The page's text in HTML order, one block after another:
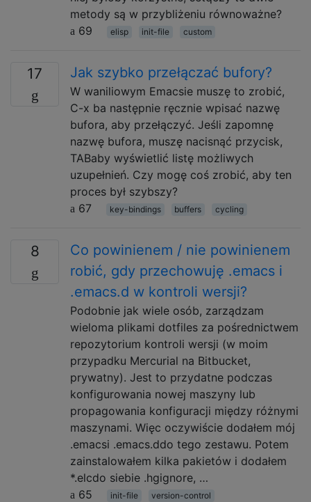
metody są w przybliżeniu równoważne?
69
elisp init-file custom
17 Jak szybko przełączać bufory?
W waniliowym Emacsie muszę to zrobić,
C-x ba następnie ręcznie wpisać nazwę
bufora, aby przełączyć. Jeśli zapomnę
nazwę bufora, muszę nacisnąć przycisk,
TABaby wyświetlić listę możliwych
uzupełnień. Czy mogę coś zrobić, aby ten
proces był szybszy?
67
key-bindings buffers cycling
8
Co powinienem / nie powinienem
robić, gdy przechowuję .emacs i
.emacs.d w kontroli wersji?
Podobnie jak wiele osób, zarządzam
wieloma plikami dotfiles za pośrednictwem
repozytorium kontroli wersji (w moim
przypadku Mercurial na Bitbucket,
prywatny). Jest to przydatne podczas
konfigurowania nowej maszyny lub
propagowania konfiguracji między różnymi
maszynami. Więc oczywiście dodałem mój
.emacsi .emacs.ddo tego zestawu. Potem
zainstalowałem kilka pakietów i dodałem
*.elcdo siebie .hgignore, …
65
init-file version-control